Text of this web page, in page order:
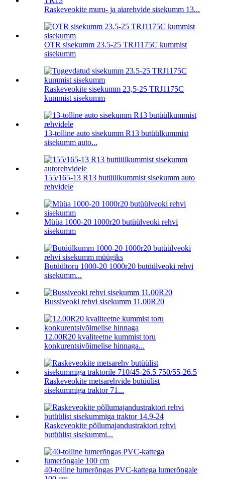
Raskeveokite muru- ja aiarehvide sisekumm 13...
OTR sisekumm 23.5-25 TRJ1175C kummist
sisekumm
Raskeveokite sisekumm 23,5-25 TRJ1175C
kummist sisekumm
13-tolline auto sisekumm R13 butüülkummist
sisekumm auto...
155/165-13 R13 butüülkummist sisekumm auto
rehvidele
Müüa 1000-20 1000r20 butüülveoki rehvi
sisekumm
Butüültoru 1000-20 1000r20 butüülveoki rehvi
sisekumm...
Bussiveoki rehvi sisekumm 11.00R20
12.00R20 kvaliteetne kummist toru
konkurentsivõimelise hinnaga...
Raskeveokite metsarehvide butüülist
sisekummiga traktor 71...
Raskeveokite põllumajandustraktori rehvi
butüülist sisekummi...
40-tolline lumerõngas PVC-kattega lumerõngale